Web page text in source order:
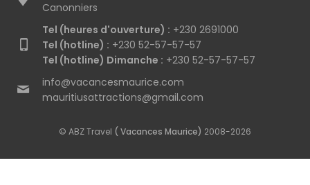
Canonniers
Tel (heures d'ouverture) : +230 2691000
Tel (hotline) : +230 52-57-57-57
Tel (hotline) Dimanche : +230 52-57-57-57
info@vacancesmaurice.com
mauritiusattractions@gmail.com
© ABZ Travel ( Vacances Maurice) 2008-2026